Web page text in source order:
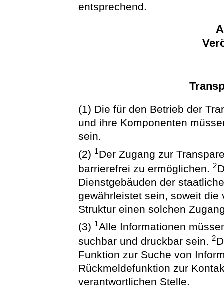
entsprechend.
(1) Die für den Betrieb der
und ihre Komponenten
sein.
(2) 1Der Zugang zur
barrierefrei zu ermöglichen.2
Dienstgebäuden der
gewährleistet sein, soweit
Struktur einen solchen
(3) 1Alle Informationen
suchbar und druckbar sein.2
Funktion zur Suche von
Rückmeldefunktion zur
verantwortlichen Stelle.